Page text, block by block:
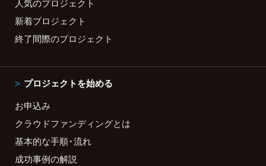
人気のプロジェクト
新着プロジェクト
終了間際のプロジェクト
プロジェクトを始める
お申込み
クラウドファンディングとは
基本的な手順・流れ
成功事例の解説